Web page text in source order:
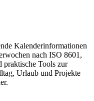
Kalenderinformationen
nach ISO 8601,
praktische Tools zur
Urlaub und Projekte